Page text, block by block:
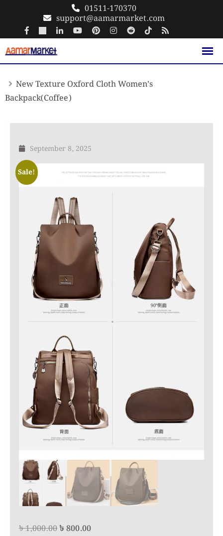
content
01511-170370
support@aamarmarket.com
New Texture Oxford Cloth Women’s
Backpack(Coffee)
September 8, 2025
Sale!
৳1,000.00Original
৳ 800.00Current